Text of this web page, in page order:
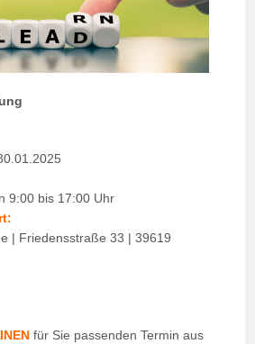
9:00 bis 17:00 Uhr
| Friedensstraße 33 | 39619
für Sie passenden Termin aus